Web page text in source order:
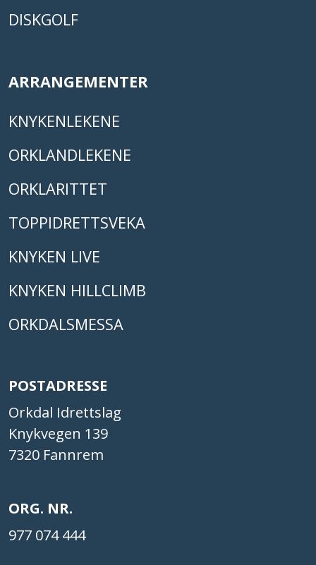
DISKGOLF
ARRANGEMENTER
KNYKENLEKENE
ORKLANDLEKENE
ORKLARITTET
TOPPIDRETTSVEKA
KNYKEN LIVE
KNYKEN HILLCLIMB
ORKDALSMESSA
POSTADRESSE
Orkdal Idrettslag
Knykvegen 139
7320 Fannrem
ORG. NR.
977 074 444